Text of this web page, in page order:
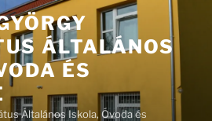
ÁLTALÁNOS
ÉS
Általános Iskola, Óvoda és